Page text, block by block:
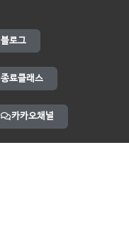
블로그
종료클래스
카카오채널